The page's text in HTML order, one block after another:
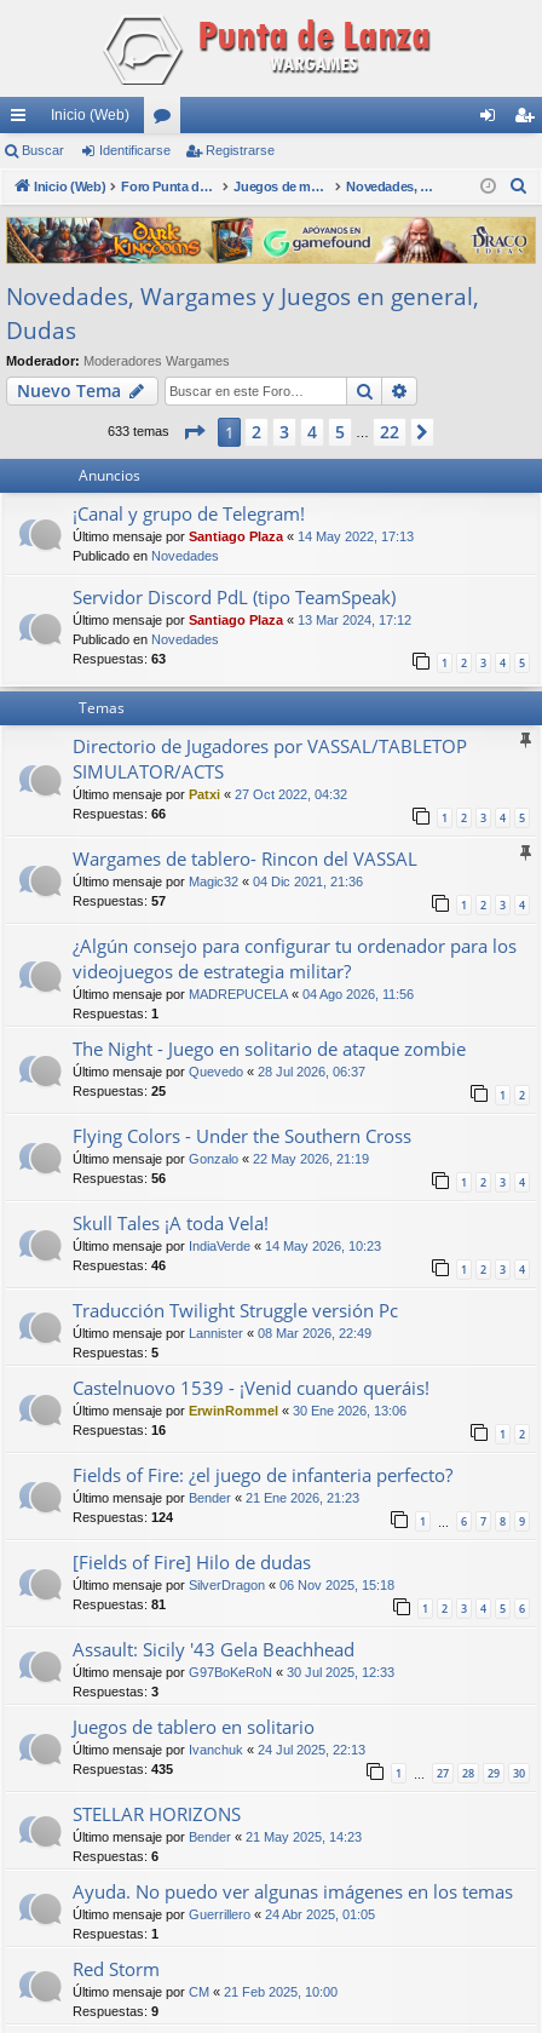
nl
ac
es
rá
pi
do
s
Inicio (Web)
or
os nti
fic
ar
ist
ra
rs
Buscar Identificarse Registrarse
Inicio (Web) Foro Punta de Lanza Wargames Juegos de mesa físicos y digitales Novedades, Wargames y Juegos en general, Dudas
s
c
Novedades, Wargames y Juegos en general,
Dudas
Moderador: Moderadores Wargames
Nuevo Tema Buscar
633 temas Página de 22
1 2 3 4 5 22
Anuncios
¡Canal y grupo de Telegram!
Último mensaje por Santiago Plaza « 14 May 2022, 17:13
Publicado en Novedades
Servidor Discord PdL (tipo TeamSpeak)
Último mensaje por Santiago Plaza « 13 Mar 2024, 17:12
Publicado en Novedades
Respuestas: 63 1 2 3 4 5
Temas
Directorio de Jugadores por VASSAL/TABLETOP
SIMULATOR/ACTS
Último mensaje por Patxi « 27 Oct 2022, 04:32
Respuestas: 66 1 2 3 4 5
Wargames de tablero- Rincon del VASSAL
Último mensaje por Magic32 « 04 Dic 2021, 21:36
Respuestas: 57 1 2 3 4
¿Algún consejo para configurar tu ordenador para los
videojuegos de estrategia militar?
Último mensaje por MADREPUCELA « 04 Ago 2026, 11:56
Respuestas: 1
The Night - Juego en solitario de ataque zombie
Último mensaje por Quevedo « 28 Jul 2026, 06:37
Respuestas: 25 1 2
Flying Colors - Under the Southern Cross
Último mensaje por Gonzalo « 22 May 2026, 21:19
Respuestas: 56 1 2 3 4
Skull Tales ¡A toda Vela!
Último mensaje por IndiaVerde « 14 May 2026, 10:23
Respuestas: 46 1 2 3 4
Traducción Twilight Struggle versión Pc
Último mensaje por Lannister « 08 Mar 2026, 22:49
Respuestas: 5
Castelnuovo 1539 - ¡Venid cuando queráis!
Último mensaje por ErwinRommel « 30 Ene 2026, 13:06
Respuestas: 16 1 2
Fields of Fire: ¿el juego de infanteria perfecto?
Último mensaje por Bender « 21 Ene 2026, 21:23
Respuestas: 124 1 … 6 7 8 9
[Fields of Fire] Hilo de dudas
Último mensaje por SilverDragon « 06 Nov 2025, 15:18
Respuestas: 81 1 2 3 4 5 6
Assault: Sicily '43 Gela Beachhead
Último mensaje por G97BoKeRoN « 30 Jul 2025, 12:33
Respuestas: 3
Juegos de tablero en solitario
Último mensaje por Ivanchuk « 24 Jul 2025, 22:13
Respuestas: 435 1 … 27 28 29 30
STELLAR HORIZONS
Último mensaje por Bender « 21 May 2025, 14:23
Respuestas: 6
Ayuda. No puedo ver algunas imágenes en los temas
Último mensaje por Guerrillero « 24 Abr 2025, 01:05
Respuestas: 1
Red Storm
Último mensaje por CM « 21 Feb 2025, 10:00
Respuestas: 9